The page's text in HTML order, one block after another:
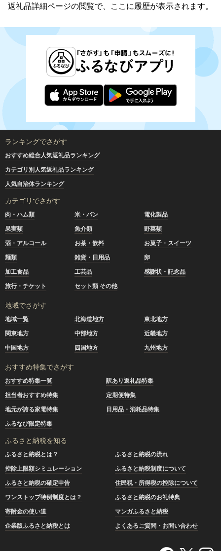
返礼品詳細ページの閲覧で、ここに履歴が表示されます。
ランキングでさがす
おすすめ総合人気返礼品ランキング
カテゴリ別人気返礼品ランキング
人気自治体ランキング
カテゴリでさがす
肉・ハム類 米・パン
電化製品
果実類
魚介類
野菜類
酒・アルコール
お茶・飲料
お菓子・スイーツ
麺類
雑貨・日用品
卵
加工食品
工芸品
感謝状・記念品
旅行・チケット
セット類 その他
地域でさがす
地域一覧 北海道地方
東北地方
関東地方
中部地方
近畿地方
中国地方
四国地方 九州地方
おすすめ特集でさがす
おすすめ特集一覧
訳あり返礼品特集
担当者おすすめ特集
定期便特集
地元が誇る家電特集
日用品・消耗品特集
ふるなび限定特集
ふるさと納税を知る
ふるさと納税とは？
ふるさと納税の流れ
控除上限額シミュレーション
ふるさと納税制度について
ふるさと納税の確定申告
住民税・所得税の控除について
ワンストップ特例制度とは？
ふるさと納税のお礼特典
寄附金の使い道
マンガふるさと納税
企業版ふるさと納税とは
よくあるご質問・お問い合わせ